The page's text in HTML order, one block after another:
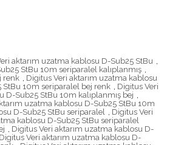
aktarım uzatma kablosu D-Sub25 StBu
StBu 10m seriparalel kalıplanmış
renk
Digitus Veri aktarım uzatma kablosu
StBu 10m seriparalel bej renk
Digitus Veri
D-Sub25 StBu 10m kalıplanmış bej
uzatma kablosu D-Sub25 StBu 10m
D-Sub25 StBu seriparalel
Digitus Veri
kablosu D-Sub25 StBu seriparalel
Digitus Veri aktarım uzatma kablosu D-
Digitus Veri aktarım uzatma kablosu D-